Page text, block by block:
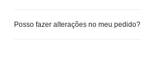
Posso fazer alterações no meu pedido?